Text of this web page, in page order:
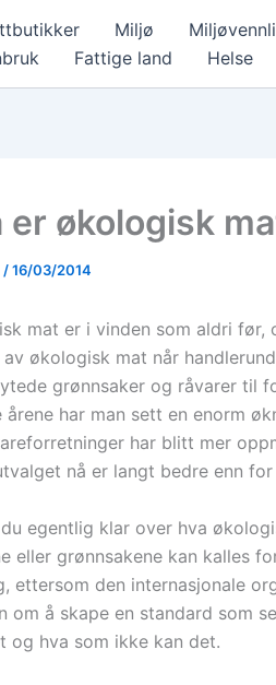
Miljø
Fattige land Helse
er økologisk
/16/03/2014
mat er i vinden som aldri før,
økologisk mat når
grønnsaker og råvarer til
årene har man sett en enorm
har blitt mer
nå er langt bedre enn
egentlig klar over hva
eller grønnsakene kan kalles
ettersom den internasjonale
om å skape en standard som
og hva som ikke kan det.